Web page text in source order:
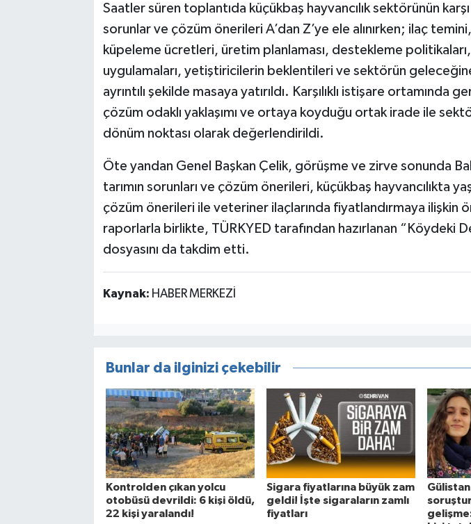
Saatler süren toplantıda küçükbaş hayvancılık sektörünün
sorunlar ve çözüm önerileri A’dan Z’ye ele alınırken; ilaç
küpeleme ücretleri, üretim planlaması, destekleme
uygulamaları, yetiştiricilerin beklentileri ve sektörün
ayrıntılı şekilde masaya yatırıldı. Karşılıklı istişare ortamında
çözüm odaklı yaklaşımı ve ortaya koyduğu ortak irade ile
dönüm noktası olarak değerlendirildi.
Öte yandan Genel Başkan Çelik, görüşme ve zirve sonunda
tarımın sorunları ve çözüm önerileri, küçükbaş hayvancılıkta
çözüm önerileri ile veteriner ilaçlarında fiyatlandırmaya ilişkin
raporlarla birlikte, TÜRKYED tarafından hazırlanan “Köydeki
dosyasını da takdim etti.
Kaynak: HABER MERKEZİ
Bunlar da ilginizi çekebilir
Kontrolden çıkan yolcu
otobüsü devrildi: 6 kişi öldü,
22 kişi yaralandı!
Sigara fiyatlarına büyük zam
geldi! İşte sigaraların zamlı
fiyatları